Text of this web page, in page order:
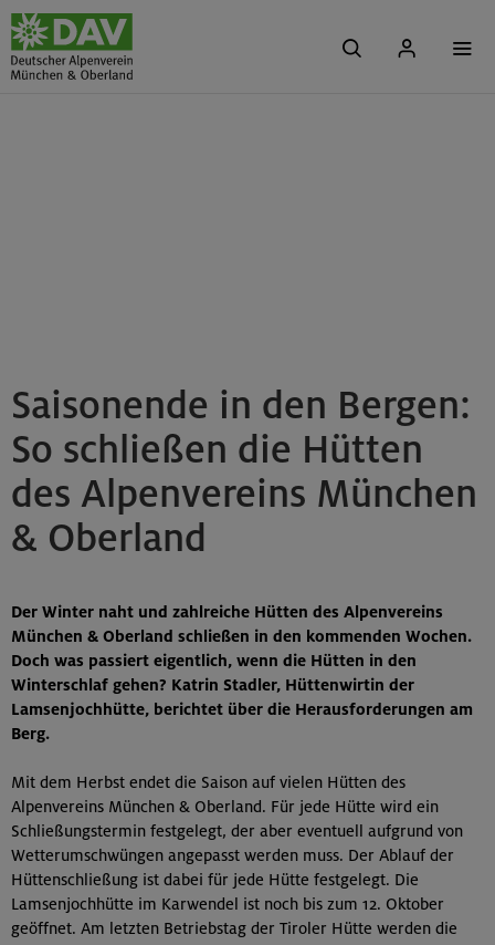
Saisonende in den Bergen:
So schließen die Hütten
des Alpenvereins München
& Oberland
Der Winter naht und zahlreiche Hütten des Alpenvereins
München & Oberland schließen in den kommenden Wochen.
Doch was passiert eigentlich, wenn die Hütten in den
Winterschlaf gehen? Katrin Stadler, Hüttenwirtin der
Lamsenjochhütte, berichtet über die Herausforderungen am
Berg.
Mit dem Herbst endet die Saison auf vielen Hütten des
Alpenvereins München & Oberland. Für jede Hütte wird ein
Schließungstermin festgelegt, der aber eventuell aufgrund von
Wetterumschwüngen angepasst werden muss. Der Ablauf der
Hüttenschließung ist dabei für jede Hütte festgelegt. Die
Lamsenjochhütte im Karwendel ist noch bis zum 12. Oktober
geöffnet. Am letzten Betriebstag der Tiroler Hütte werden die